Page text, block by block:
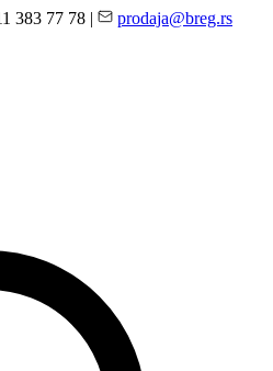
383 77 78 | prodaja@breg.rs